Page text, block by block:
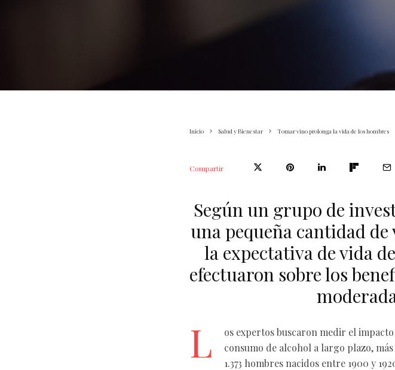
Inicio Salud y Bienestar Tomar vino prolonga la vida de los hombres
Compartir
Según un grupo de
una pequeña cantidad
la expectativa de vida
efectuaron sobre los
L
os expertos buscaron medir el
consumo de alcohol a largo plazo,
1.373 hombres nacidos entre 1900 y